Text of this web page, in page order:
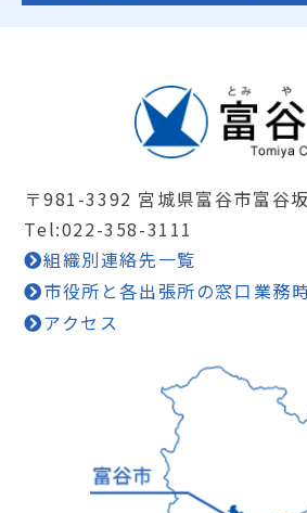
〒981-3392 宮城県富谷市富谷
Tel:022-358-3111
組織別連絡先一覧
市役所と各出張所の窓口業務
アクセス